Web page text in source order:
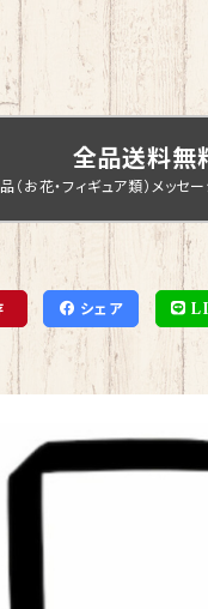
全品送料無
（お花・フィギュア類）メッ
シェア